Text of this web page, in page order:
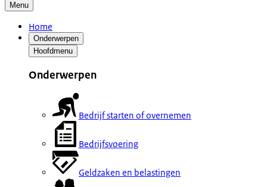
Menu
Home
Onderwerpen
Hoofdmenu
Onderwerpen
Bedrijf starten of overnemen
Bedrijfsvoering
Geldzaken en belastingen